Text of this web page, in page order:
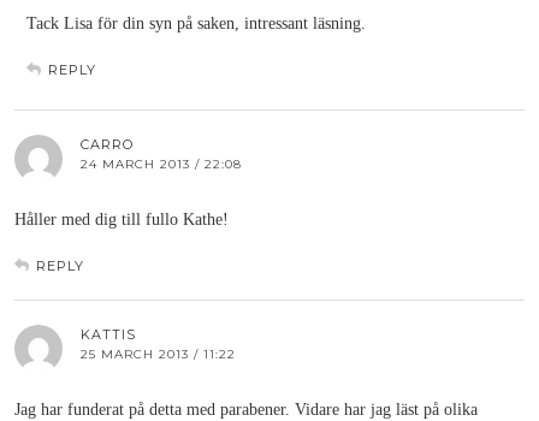
Tack Lisa för din syn på saken, intressant läsning.
REPLY
CARRO
24 MARCH 2013 / 22:08
Håller med dig till fullo Kathe!
REPLY
KATTIS
25 MARCH 2013 / 11:22
Jag har funderat på detta med parabener. Vidare har jag läst på olika